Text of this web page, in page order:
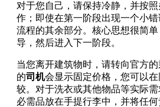
对于您自己，请保持冷静，并按
作；即使在第一阶段出现一个小
流程的其余部分。核心思想很简
导，然后进入下一阶段。
当您离开建筑物时，请转向官方
的司机会显示固定价格，您可以
较。对于洗衣或其他物品等实际
必需品放在手提行李中，并将任何